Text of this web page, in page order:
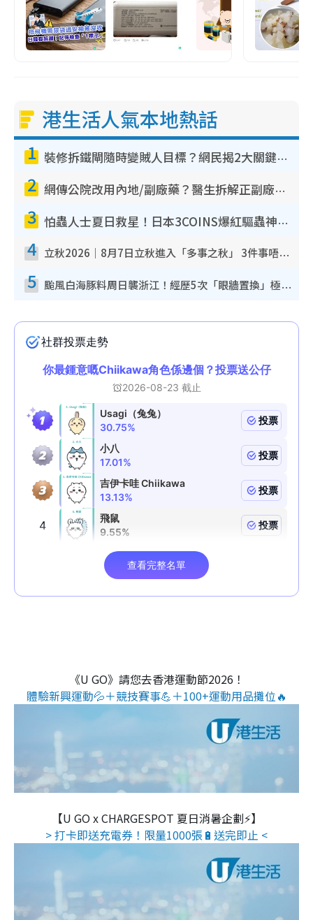
港生活人氣本地熱話
1 裝修拆鐵閘隨時變賊人目標？網民揭2大關鍵用途：裝新式等於白裝？附新舊鐵閘分別
2 網傳公院改用內地/副廠藥？醫生拆解正副廠分別 揭4類人換藥隨時出事
3 怕蟲人士夏日救星！日本3COINS爆紅驅蟲神器$45起 1招「全程免觸碰」輕鬆搞定小強
4 立秋2026｜8月7日立秋進入「多事之秋」 3件事唔做得！專家教6招開運 清枱頭／銀包納氣接好運
5 颱風白海豚料周日襲浙江！經歷5次「眼牆置換」極罕見 成登陸內地最長途颱風
《U GO》請您去香港運動節2026！
體驗新興運動💦＋競技賽事💪＋100+運動用品攤位🔥
【U GO x CHARGESPOT 夏日消暑企劃⚡】
> 打卡即送充電券！限量1000張🔋送完即止 <